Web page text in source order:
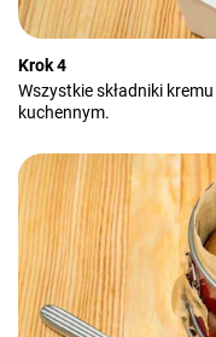
Krok 4
Wszystkie składniki
kuchennym.